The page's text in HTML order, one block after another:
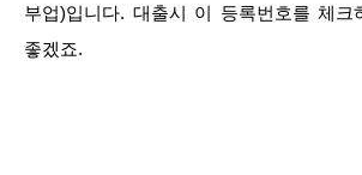
부업)입니다. 대출시 이 등록번호를 체크
좋겠죠.